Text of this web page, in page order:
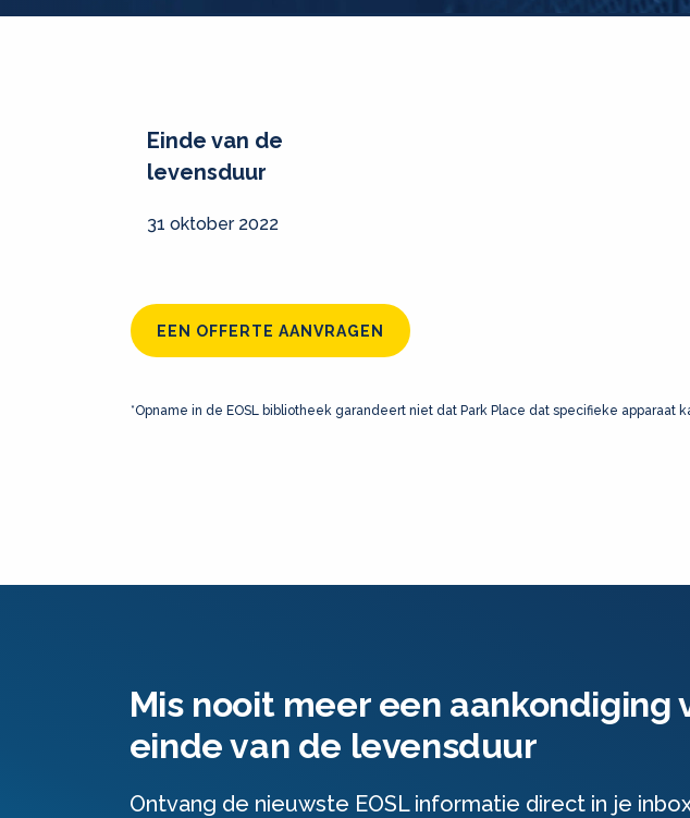
Einde van de
levensduur
31 oktober 2022
EEN OFFERTE AANVRAGEN
*Opname in de EOSL bibliotheek garandeert niet dat Park Place dat specifieke apparaat
Mis nooit meer een aankondiging
einde van de levensduur
Ontvang de nieuwste EOSL informatie direct in je